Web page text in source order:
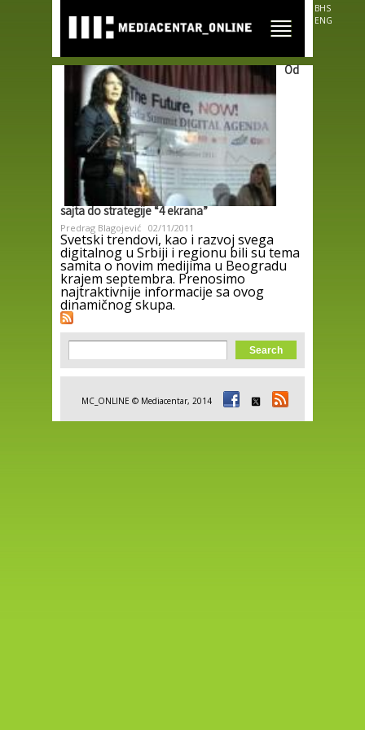
main
content
BHS
ENG
Od
sajta do strategije “4 ekrana”
Predrag Blagojević 02/11/2011
Svetski trendovi, kao i razvoj svega
digitalnog u Srbiji i regionu bili su tema
samita o novim medijima u Beogradu
krajem septembra. Prenosimo
najtraktivnije informacije sa ovog
dinamičnog skupa.
Search form
Search
MC_ONLINE © Mediacentar, 2014